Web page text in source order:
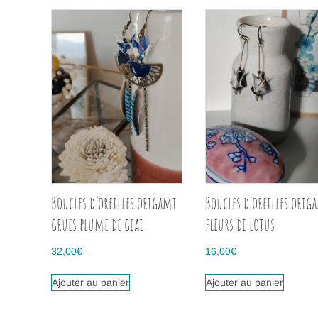
Boucles d’oreilles origami
grues plume de geai
32,00€
Ajouter au panier
Boucles d’oreilles
fleurs de lotus
16,00€
Ajouter au panier